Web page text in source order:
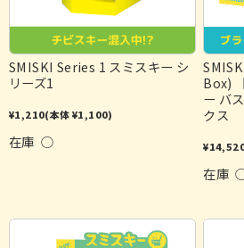
SMISKI Series 1 スミスキー シ
リーズ1
¥1,210(本体 ¥1,100)
在庫 ○
Box)
ー バ
クス
在庫